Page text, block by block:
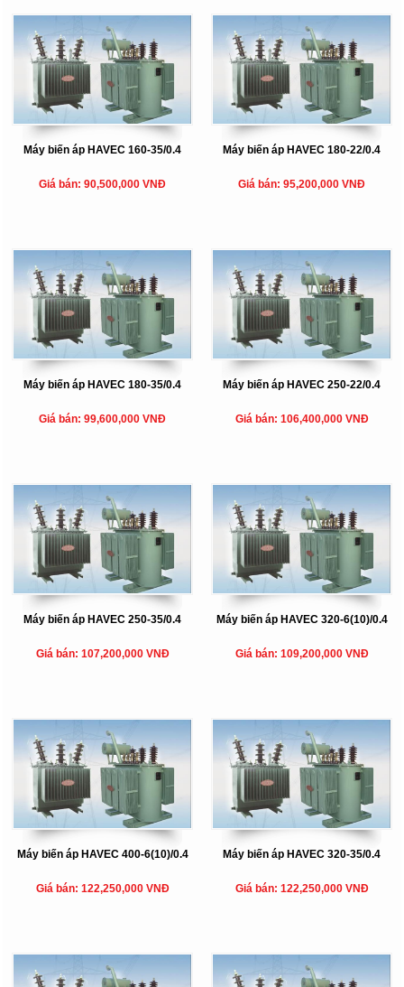
Máy biến áp HAVEC 160-35/0.4
Giá bán: 90,500,000 VNĐ
Máy biến áp HAVEC 180-22/0.4
Giá bán: 95,200,000 VNĐ
Máy biến áp HAVEC 180-35/0.4
Giá bán: 99,600,000 VNĐ
Máy biến áp HAVEC 250-22/0.4
Giá bán: 106,400,000 VNĐ
Máy biến áp HAVEC 250-35/0.4
Giá bán: 107,200,000 VNĐ
Máy biến áp HAVEC 320-6(10)/0.4
Giá bán: 109,200,000 VNĐ
Máy biến áp HAVEC 400-6(10)/0.4
Giá bán: 122,250,000 VNĐ
Máy biến áp HAVEC 320-35/0.4
Giá bán: 122,250,000 VNĐ